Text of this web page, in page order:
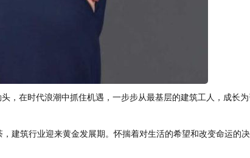
，在时代浪潮中抓住机遇，一步步从最基层的建筑工人，成长
建筑行业迎来黄金发展期。怀揣着对生活的希望和改变命运的决